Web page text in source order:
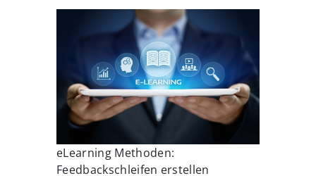
eLearning Methoden:
Feedbackschleifen erstellen